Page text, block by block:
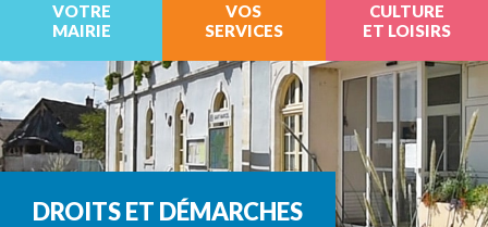
VOTRE
MAIRIE
VOS
SERVICES
CULTURE
ET LOISIRS
DROITS ET DÉMARCHES